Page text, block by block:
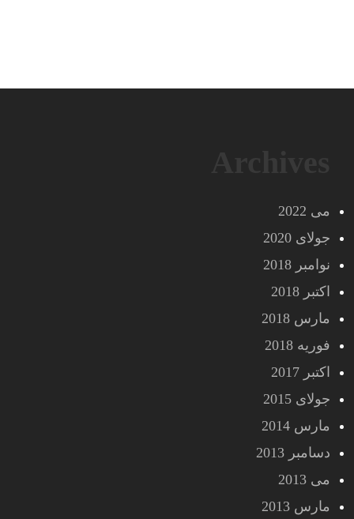
می 2022
جولای 2020
نوامبر 2018
اکتبر 2018
مارس 2018
فوریه 2018
اکتبر 2017
جولای 2015
مارس 2014
دسامبر 2013
می 2013
مارس 2013